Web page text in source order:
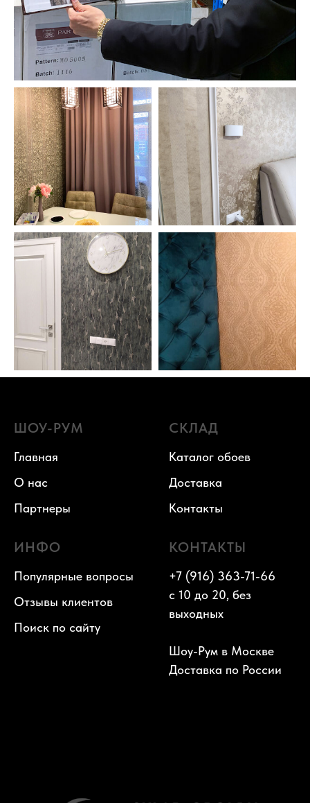
ШОУ-РУМ
Главная
О нас
Партнеры
СКЛАД
Каталог обоев
Доставка
Контакты
ИНФО
Популярные вопросы
Отзывы клиентов
Поиск по сайту
КОНТАКТЫ
+7 (916) 363-71-66
с 10 до 20, без
выходных
Шоу-Рум в Москве
Доставка по России